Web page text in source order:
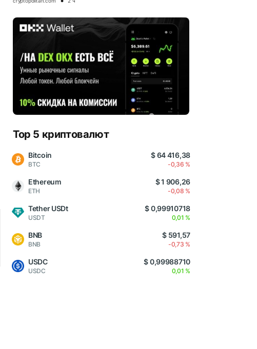
Top 5 криптовалют
Bitcoin
BTC
$ 64 416,38
-0,36 %
Ethereum
ETH
$ 1 906,26
-0,08 %
Tether USDt
USDT
$ 0,99910718
0,01 %
BNB
BNB
$ 591,57
-0,73 %
USDC
USDC
$ 0,99988710
0,01 %